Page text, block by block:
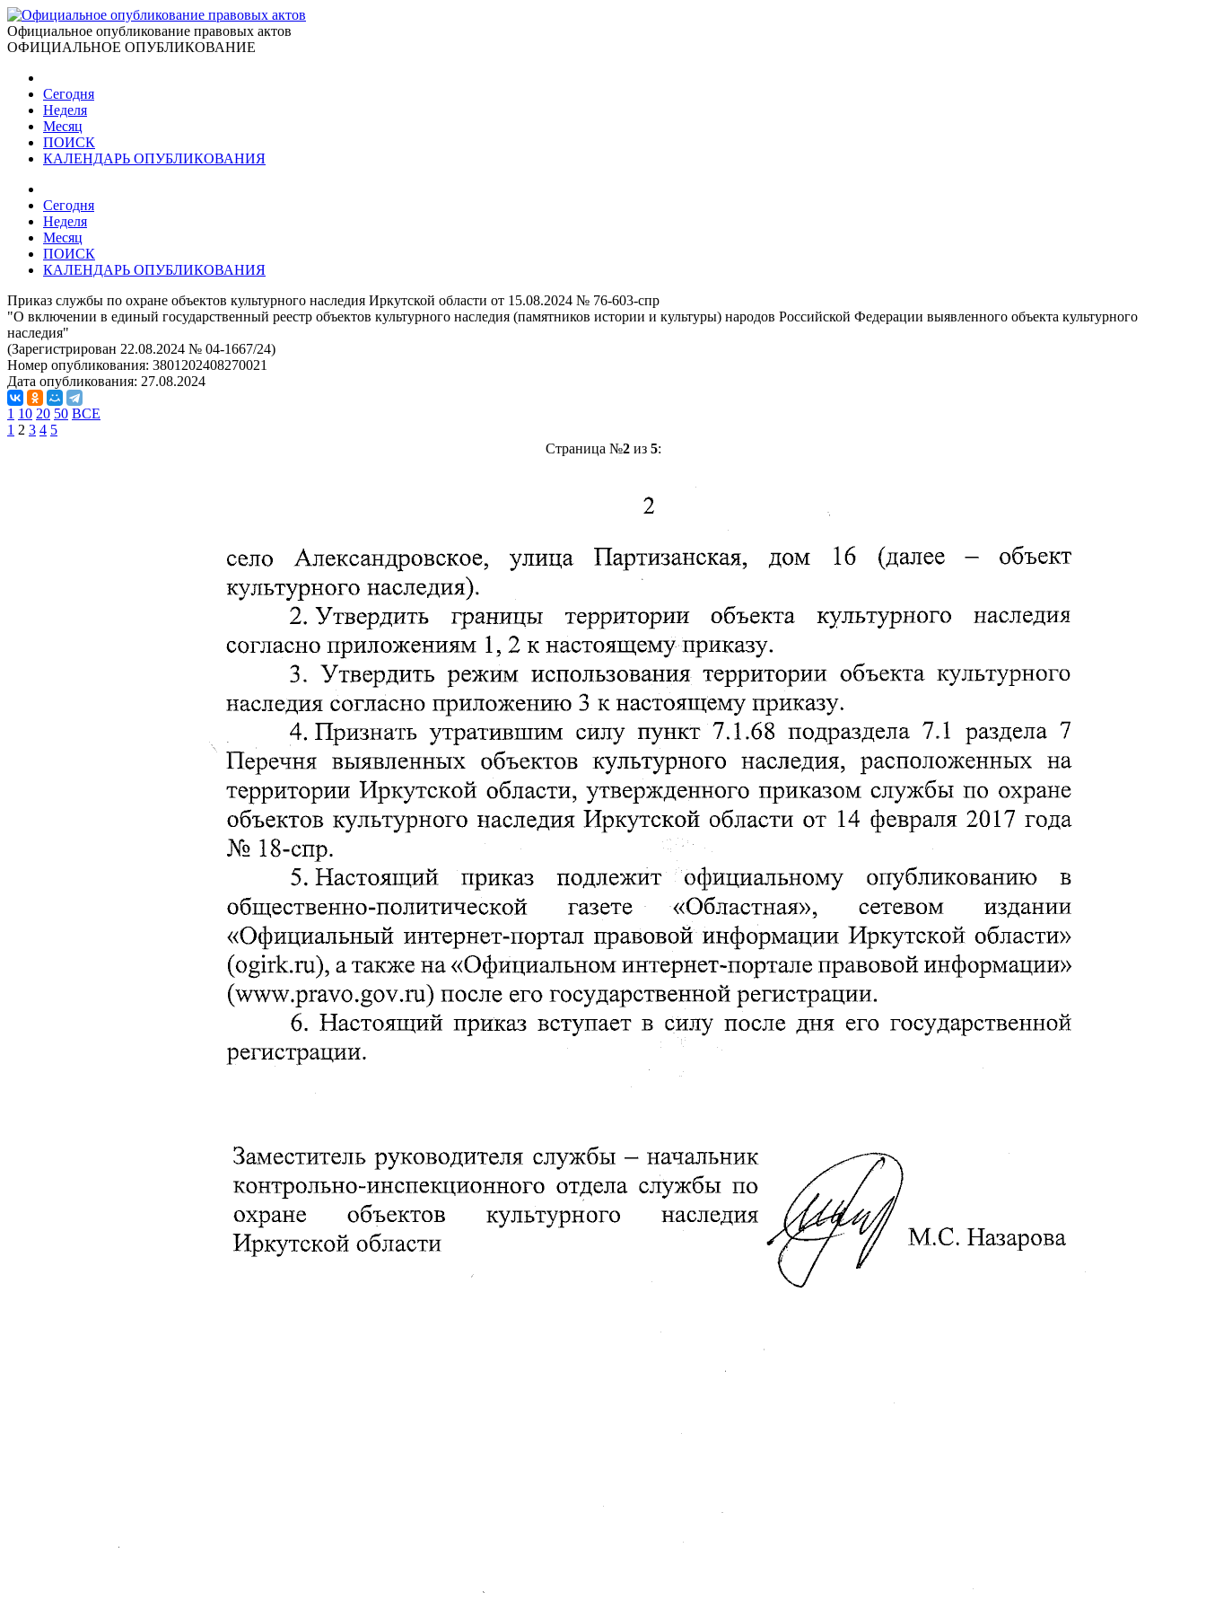
Официальное опубликование правовых актов
ОФИЦИАЛЬНОЕ ОПУБЛИКОВАНИЕ
Сегодня
Неделя
Месяц
ПОИСК
КАЛЕНДАРЬ ОПУБЛИКОВАНИЯ
Сегодня
Неделя
Месяц
ПОИСК
КАЛЕНДАРЬ ОПУБЛИКОВАНИЯ
Приказ службы по охране объектов культурного наследия Иркутской области от 15.08.2024 № 76-603-спр
"О включении в единый государственный реестр объектов культурного наследия (памятников истории и культуры) народов Российской Федерации выявленного объекта культурного
наследия"
(Зарегистрирован 22.08.2024 № 04-1667/24)
Номер опубликования: 3801202408270021
Дата опубликования: 27.08.2024
1 10 20 50 ВСЕ
1 2 3 4 5
Страница №2из 5: